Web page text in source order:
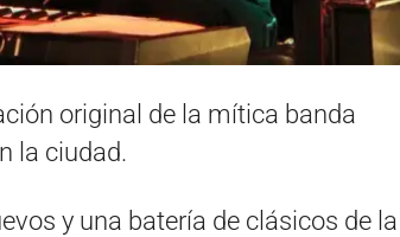
original de la mítica banda
la ciudad.
y una batería de clásicos de la